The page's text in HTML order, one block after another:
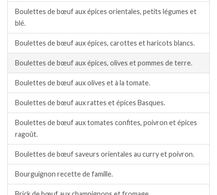
Boulettes de bœuf aux épices orientales, petits légumes et
blé.
Boulettes de bœuf aux épices, carottes et haricots blancs.
Boulettes de bœuf aux épices, olives et pommes de terre.
Boulettes de bœuf aux olives et à la tomate.
Boulettes de bœuf aux rattes et épices Basques.
Boulettes de bœuf aux tomates confites, poivron et épices
ragoût.
Boulettes de bœuf saveurs orientales au curry et poivron.
Bourguignon recette de famille.